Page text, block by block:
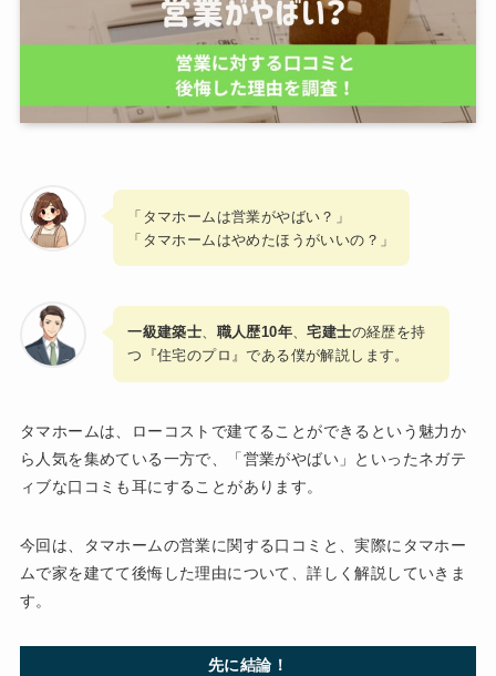
「タマホームは営業がやばい？」
「タマホームはやめたほうがいいの？」
一級建築士、 職人歴10年、宅建士の経歴を持
つ『住宅のプロ』である僕が解説します。
タマホームは、ローコストで建てることができるという魅力か
ら人気を集めている一方で、「営業がやばい」といったネガテ
ィブな口コミも耳にすることがあります。
今回は、タマホームの営業に関する口コミと、実際にタマホー
ムで家を建てて後悔した理由について、詳しく解説していきま
す。
先に結論！